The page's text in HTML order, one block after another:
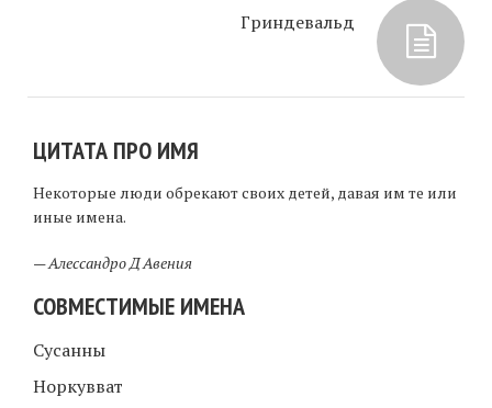
Гриндевальд
ЦИТАТА ПРО ИМЯ
Некоторые люди обрекают своих детей, давая им те или
иные имена.
—Алессандро Д Авения
СОВМЕСТИМЫЕ ИМЕНА
Сусанны
Норкувват